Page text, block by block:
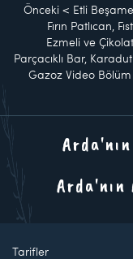
Önceki < Etli
Fırın Patlıcan,
Ezmeli ve
Parçacıklı Bar,
Gazoz Video
Tarifler